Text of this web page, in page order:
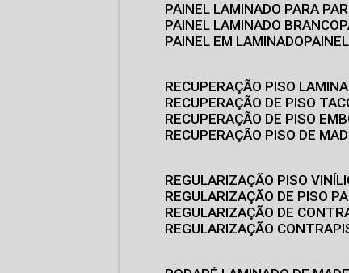
PAINEL LAMINADO PARA
PAINEL LAMINADO BRANCO
PAINEL EM LAMINADO
RECUPERAÇÃO PISO
RECUPERAÇÃO DE PISO
RECUPERAÇÃO DE PISO
RECUPERAÇÃO PISO DE
REGULARIZAÇÃO PISO
REGULARIZAÇÃO DE PISO
REGULARIZAÇÃO DE
REGULARIZAÇÃO